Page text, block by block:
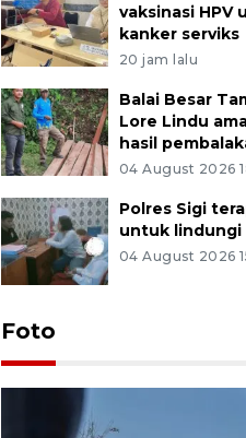
vaksinasi HPV
kanker serviks
20 jam lalu
Balai Besar
Lore Lindu
hasil
04 August 2026
Polres Sigi
untuk lindungi
04 August 2026
Foto